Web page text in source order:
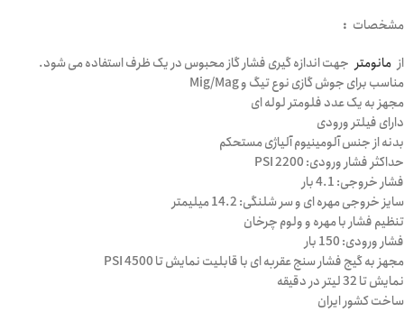
مشخصات :
از مانومتر جهت اندازه گیری فشار گاز محبوس در یک ظرف استفاده می شود.
مناسب برای جوش گازی نوع تیگ و Mig/Mag
مجهز به یک عدد فلومتر لوله ای
دارای فیلتر ورودی
بدنه از جنس آلومینیوم آلیاژی مستحکم
حداکثر فشار ورودی: 2200 PSI
فشار خروجی: 4.1 بار
سایز خروجی مهره ای و سر شلنگی: 14.2 میلیمتر
تنظیم فشار با مهره و ولوم چرخان
فشار ورودی: 150 بار
مجهز به گیج فشار سنج عقربه ای با قابلیت نمایش تا 4500 PSI
نمایش تا 32 لیتر در دقیقه
ساخت کشور ایران